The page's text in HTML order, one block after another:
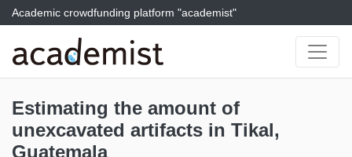
Academic crowdfunding platform "academist"
Estimating the amount of
unexcavated artifacts in Tikal,
Guatemala